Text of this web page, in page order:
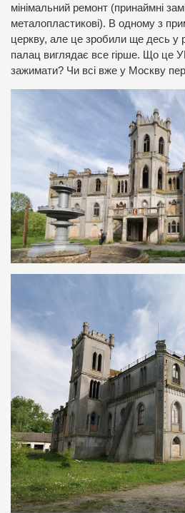
мінімальний ремонт (принаймні
металопластикові). В одному з
церкву, але це зробили ще десь у
палац виглядає все гірше. Що це
зажимати? Чи всі вже у Москву